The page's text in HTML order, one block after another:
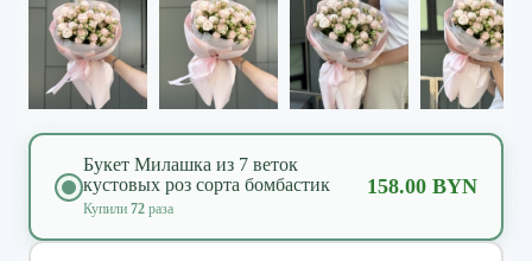
Букет Милашка из 7 веток
кустовых роз сорта бомбастик
Купили 72 раза
158.00 BYN